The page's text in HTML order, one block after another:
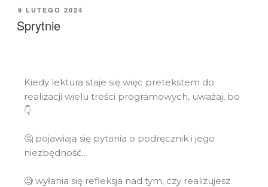
9 LUTEGO 2024
Sprytnie
Kiedy lektura staje się więc pretekstem do
realizacji wielu treści programowych, uważaj, bo
👇
🤔 pojawiają się pytania o podręcznik i jego
niezbędność…
🧐 wyłania się refleksja nad tym, czy realizujesz